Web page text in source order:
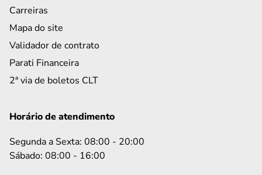
Carreiras
Mapa do site
Validador de contrato
Parati Financeira
2ª via de boletos CLT
Horário de atendimento
Segunda a Sexta: 08:00 - 20:00
Sábado: 08:00 - 16:00